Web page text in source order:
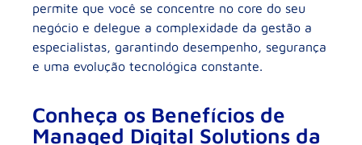
permite que você se concentre no core do seu
negócio e delegue a complexidade da gestão a
especialistas, garantindo desempenho, segurança
e uma evolução tecnológica constante.
Conheça os Benefícios de
Managed Digital Solutions da